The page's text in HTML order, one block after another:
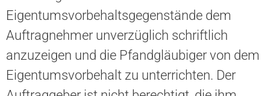
Eigentumsvorbehaltsgegenstände dem
Auftragnehmer unverzüglich schriftlich
anzuzeigen und die Pfandgläubiger von dem
Eigentumsvorbehalt zu unterrichten. Der